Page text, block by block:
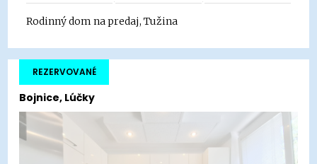
Rodinný dom na predaj, Tužina
Bojnice, Lúčky
REZERVOVANÉ